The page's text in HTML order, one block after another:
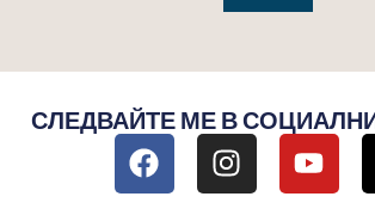
СЛЕДВАЙТЕ МЕ В